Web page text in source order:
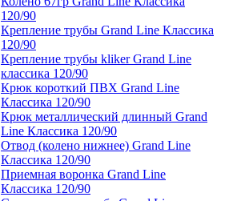
120/90
Крепление трубы Grand Line Классика
120/90
Крепление трубы kliker Grand Line
классика 120/90
Крюк короткий ПВХ Grand Line
Классика 120/90
Крюк металлический длинный Grand
Line Классика 120/90
Отвод (колено нижнее) Grand Line
Классика 120/90
Приемная воронка Grand Line
Классика 120/90